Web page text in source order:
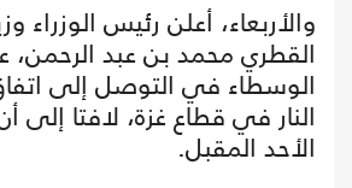
والأربعاء، أعلن رئيس الوزراء
القطري محمد بن عبد الرحمن،
الوسطاء في التوصل إلى
النار في قطاع غزة، لافتا إلى
الأحد المقبل.